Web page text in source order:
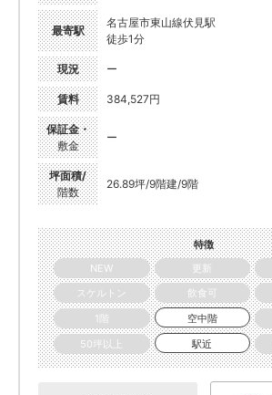
最寄駅
名古屋市東山線伏見駅
徒歩1分
現況 ー
賃料 384,527円
保証金・
敷金
ー
坪面積/
階数
26.89坪/9階建/9階
特徴
NEW
更新
スケルトン
飲食可
1階
空中階
50坪以上
駅近